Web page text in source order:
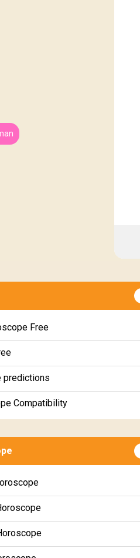
Free
predictions
Compatibility
Horoscope Free
Predictions